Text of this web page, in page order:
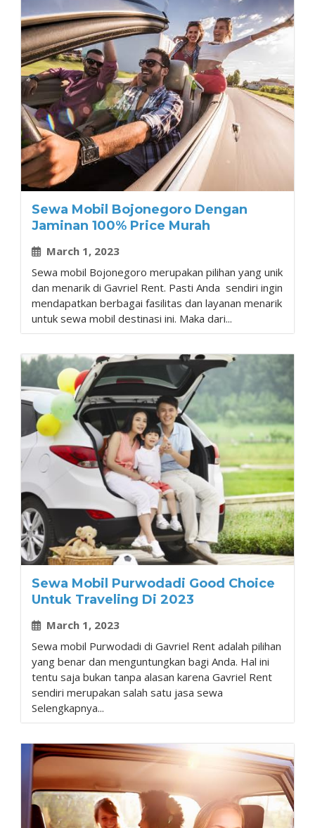
Sewa Mobil Bojonegoro Dengan
Jaminan 100% Price Murah
March 1, 2023
Sewa mobil Bojonegoro merupakan pilihan yang unik
dan menarik di Gavriel Rent. Pasti Anda sendiri ingin
mendapatkan berbagai fasilitas dan layanan menarik
untuk sewa mobil destinasi ini. Maka dari...
Sewa Mobil Purwodadi Good Choice
Untuk Traveling Di 2023
March 1, 2023
Sewa mobil Purwodadi di Gavriel Rent adalah pilihan
yang benar dan menguntungkan bagi Anda. Hal ini
tentu saja bukan tanpa alasan karena Gavriel Rent
sendiri merupakan salah satu jasa sewa
Selengkapnya...